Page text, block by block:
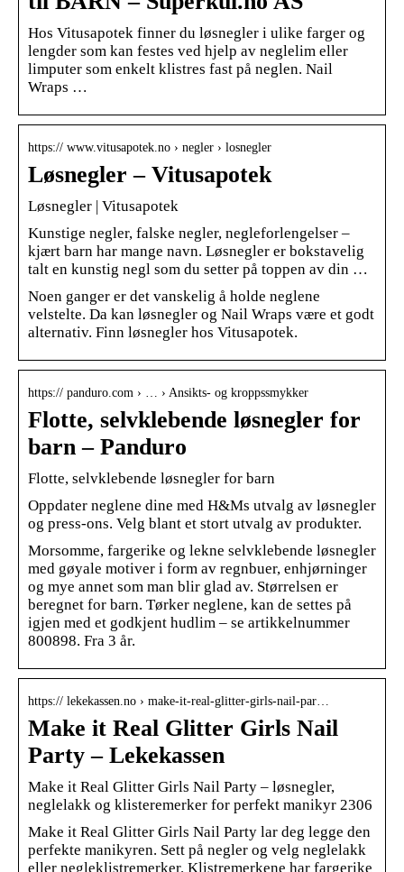
Hos Vitusapotek finner du løsnegler i ulike farger og
lengder som kan festes ved hjelp av neglelim eller
limputer som enkelt klistres fast på neglen. Nail
Wraps …
https:// www.vitusapotek.no › negler › losnegler
Løsnegler – Vitusapotek
Løsnegler | Vitusapotek
Kunstige negler, falske negler, negleforlengelser –
kjært barn har mange navn. Løsnegler er bokstavelig
talt en kunstig negl som du setter på toppen av din …
Noen ganger er det vanskelig å holde neglene
velstelte. Da kan løsnegler og Nail Wraps være et godt
alternativ. Finn løsnegler hos Vitusapotek.
https:// panduro.com › … › Ansikts- og kroppssmykker
Flotte, selvklebende løsnegler for
barn – Panduro
Flotte, selvklebende løsnegler for barn
Oppdater neglene dine med H&Ms utvalg av løsnegler
og press-ons. Velg blant et stort utvalg av produkter.
Morsomme, fargerike og lekne selvklebende løsnegler
med gøyale motiver i form av regnbuer, enhjørninger
og mye annet som man blir glad av. Størrelsen er
beregnet for barn. Tørker neglene, kan de settes på
igjen med et godkjent hudlim – se artikkelnummer
800898. Fra 3 år.
https:// lekekassen.no › make-it-real-glitter-girls-nail-par…
Make it Real Glitter Girls Nail
Party – Lekekassen
Make it Real Glitter Girls Nail Party – løsnegler,
neglelakk og klisteremerker for perfekt manikyr 2306
Make it Real Glitter Girls Nail Party lar deg legge den
perfekte manikyren. Sett på negler og velg neglelakk
eller negleklistremerker. Klistremerkene har fargerike